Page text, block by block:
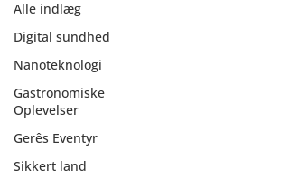
Alle indlæg
Digital sundhed
Nanoteknologi
Gastronomiske
Oplevelser
Gerês Eventyr
Sikkert land